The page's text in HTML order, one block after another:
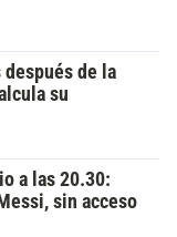
después de la
su
a las 20.30:
sin acceso